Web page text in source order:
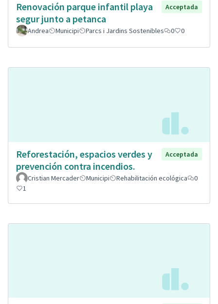
Renovación parque infantil playa
segur junto a petanca
Acceptada
Andrea Municipi Parcs i Jardins Sostenibles 0 0
Reforestación, espacios verdes y
prevención contra incendios.
Acceptada
Cristian Mercader Municipi Rehabilitación ecológica
0
1